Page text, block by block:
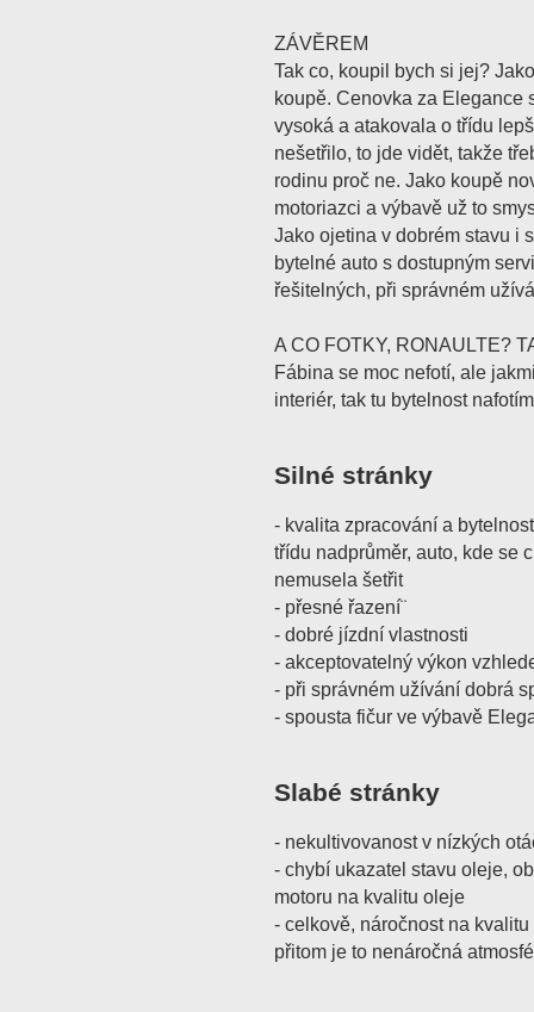
ZÁVĚREM
Tak co, koupil bych si jej?
koupě. Cenovka za Elegance
vysoká a atakovala o třídu
nešetřilo, to jde vidět, takže
rodinu proč ne. Jako koupě
motoriazci a výbavě už to
Jako ojetina v dobrém stavu i
bytelné auto s dostupným
řešitelných, při správném
A CO FOTKY, RONAULTE?
Fábina se moc nefotí, ale
interiér, tak tu bytelnost
Silné stránky
- kvalita zpracování a
třídu nadprůměr, auto, kde se
nemusela šetřit
- přesné řazení¨
- dobré jízdní vlastnosti
- akceptovatelný výkon
- při správném užívání dobrá
- spousta fičur ve výbavě
Slabé stránky
- nekultivovanost v nízkých
- chybí ukazatel stavu oleje,
motoru na kvalitu oleje
- celkově, náročnost na
přitom je to nenáročná